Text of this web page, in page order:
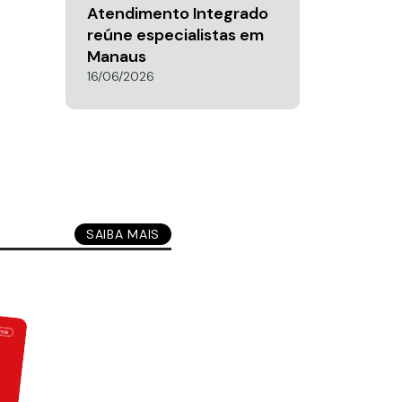
Atendimento Integrado
reúne especialistas em
Manaus
16/06/2026
SAIBA MAIS